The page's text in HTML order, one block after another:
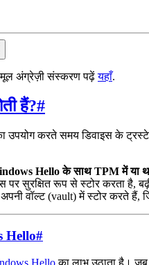
अंग्रेज़ी संस्करण पढ़ें यहाँ.
हैं?#
उपयोग करते समय डिवाइस के
Hello के साथ TPM में या
पर सुरक्षित रूप से स्टोर करता है,
अपनी वॉल्ट (vault) में स्टोर
Hello#
Helloका लाभ उठाता है। जब